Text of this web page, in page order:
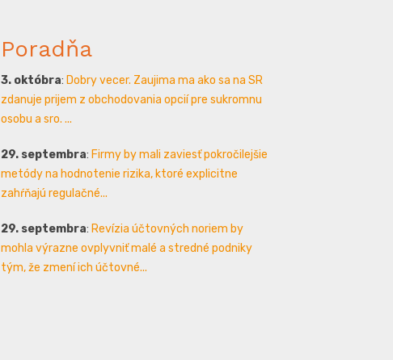
Poradňa
3. októbra: Dobry vecer. Zaujima ma ako sa na SR
zdanuje prijem z obchodovania opcií pre sukromnu
osobu a sro. ...
29. septembra: Firmy by mali zaviesť pokročilejšie
metódy na hodnotenie rizika, ktoré explicitne
zahŕňajú regulačné...
29. septembra: Revízia účtovných noriem by
mohla výrazne ovplyvniť malé a stredné podniky
tým, že zmení ich účtovné...